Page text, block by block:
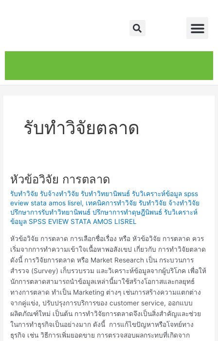
Search
รับทำวิจัยตลาด
หัวข้อวิจัย การตลาด
รับทำวิจัย รับจ้างทำวิจัย รับทำวิทยานิพนธ์ รับวิเคราะห์ข้อมูล spss
eview stata amos lisrel, เทคนิคการทำวิจัย รับทำวิจัย จ้างทำวิจัย
ปรึกษาการรับทำวิทยานิพนธ์ ปรึกษาการทำดุษฎีนิพนธ์ รับวิเคราะห์
ข้อมูล SPSS EVIEW STATA AMOS LISREL
หัวข้อวิจัย การตลาด การเลือกชื่อเรื่อง หรือ หัวข้อวิจัย การตลาด ควร
เริ่มจากการทำความเข้าใจเนื้อหาพอสังเขป เกี่ยวกับ การทำวิจัยตลาด
ดังนี้ การวิจัยการตลาด หรือ Market Research เป็น กระบวนการ
สำรวจ (Survey) เก็บรวบรวม และวิเคราะห์ข้อมูลจากผู้บริโภค เพื่อให้
นักการตลาดสามารถนำข้อมูลเหล่านี้มาใช้สร้างโอกาสและกลยุทธ์
ทางการตลาด ทำเป็น Marketing ต่างๆ เช่นการสร้างความแตกต่าง
จากคู่แข่ง, ปรับปรุงการบริการของ customer service, ออกแบบ
ผลิตภัณฑ์ใหม่ เป็นต้น การทำวิจัยการตลาดจึงเป็นสิ่งสำคัญและช่วย
ในการทำธุรกิจเป็นอย่างมาก ดังนี้ การแก้ไขปัญหาหรือโจทย์ทาง
ธุรกิจ เช่น วิธีการเพิ่มยอดขาย การตรวจสอบผลกระทบที่เกิดจาก
หัวข้อ
การ
ตลาด